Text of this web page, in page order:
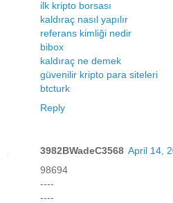
ilk kripto borsası
kaldıraç nasıl yapılır
referans kimliği nedir
bibox
kaldıraç ne demek
güvenilir kripto para siteleri
btcturk
Reply
3982BWadeC3568 April 14,
98694
----
----